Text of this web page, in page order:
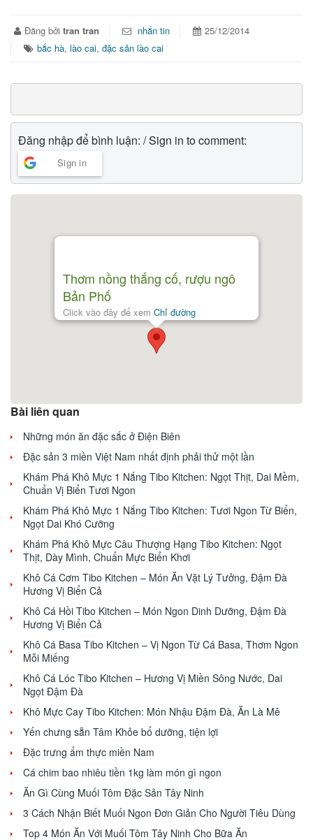
Đăng bởi tran tran nhắn tin
25/12/2014
bắc hà, lào cai, đặc sản lào cai
Đăng nhập để bình luận: / Sign in to comment:
Sign in
Thơm nồng thắng cố, rượu ngô
Bản Phố
Click vào đây để xem Chỉ đường
Bài liên quan
Những món ăn đặc sắc ở Điện Biên
Đặc sản 3 miền Việt Nam nhất định phải thử một lần
Khám Phá Khô Mực 1 Nắng Tibo Kitchen: Ngọt Thịt, Dai Mềm,
Chuẩn Vị Biển Tươi Ngon
Khám Phá Khô Mực 1 Nắng Tibo Kitchen: Tươi Ngon Từ Biển,
Ngọt Dai Khó Cưỡng
Khám Phá Khô Mực Câu Thượng Hạng Tibo Kitchen: Ngọt
Thịt, Dày Mình, Chuẩn Mực Biển Khơi
Khô Cá Cơm Tibo Kitchen – Món Ăn Vặt Lý Tưởng, Đậm Đà
Hương Vị Biển Cả
Khô Cá Hồi Tibo Kitchen – Món Ngon Dinh Dưỡng, Đậm Đà
Hương Vị Biển Cả
Khô Cá Basa Tibo Kitchen – Vị Ngon Từ Cá Basa, Thơm Ngon
Mỗi Miếng
Khô Cá Lóc Tibo Kitchen – Hương Vị Miền Sông Nước, Dai
Ngọt Đậm Đà
Khô Mực Cay Tibo Kitchen: Món Nhậu Đậm Đà, Ăn Là Mê
Yến chưng sẵn Tâm Khỏe bổ dưỡng, tiện lợi
Đặc trưng ẩm thực miền Nam
Cá chim bao nhiêu tiền 1kg làm món gì ngon
Ăn Gì Cùng Muối Tôm Đặc Sản Tây Ninh
3 Cách Nhận Biết Muối Ngon Đơn Giản Cho Người Tiêu Dùng
Top 4 Món Ăn Với Muối Tôm Tây Ninh Cho Bữa Ăn